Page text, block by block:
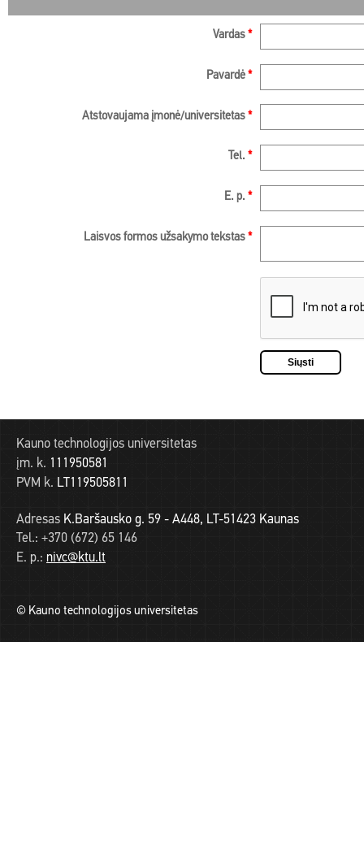
Vardas *
Pavardė *
Atstovaujama įmonė/universitetas *
Tel. *
E. p. *
Laisvos formos užsakymo tekstas *
Kauno technologijos universitetas
įm. k. 111950581
PVM k. LT119505811
Adresas K.Baršausko g. 59 - A448, LT-51423 Kaunas
Tel.: +370 (672) 65 146
E. p.: nivc@ktu.lt
© Kauno technologijos universitetas